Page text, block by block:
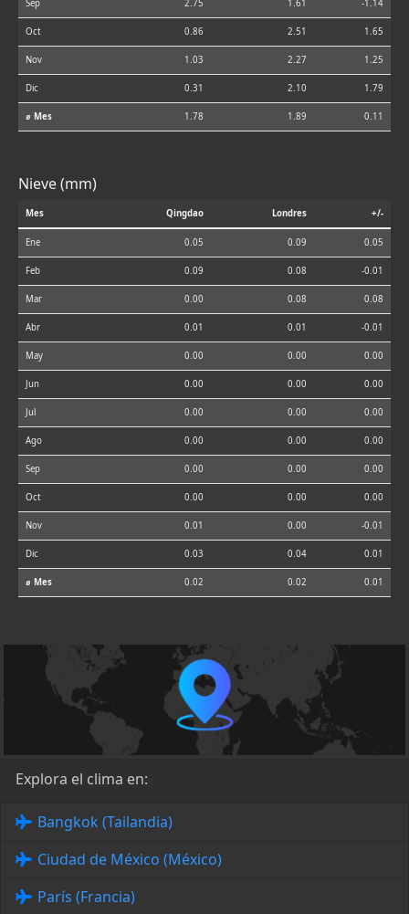
Sep 2.75 1.61 -1.14
Oct 0.86 2.51 1.65
Nov 1.03 2.27 1.25
Dic 0.31 2.10 1.79
⌀ Mes 1.78 1.89 0.11
Nieve (mm)
Mes Qingdao Londres +/-
Ene 0.05 0.09 0.05
Feb 0.09 0.08 -0.01
Mar 0.00 0.08 0.08
Abr 0.01 0.01 -0.01
May 0.00 0.00 0.00
Jun 0.00 0.00 0.00
Jul 0.00 0.00 0.00
Ago 0.00 0.00 0.00
Sep 0.00 0.00 0.00
Oct 0.00 0.00 0.00
Nov 0.01 0.00 -0.01
Dic 0.03 0.04 0.01
⌀ Mes 0.02 0.02 0.01
Explora el clima en:
Bangkok (Tailandia)
Ciudad de México (México)
París (Francia)